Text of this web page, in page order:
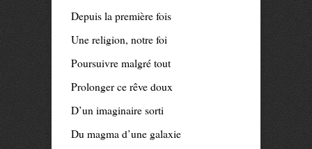
Depuis la première fois
Une religion, notre foi
Poursuivre malgré tout
Prolonger ce rêve doux
D’un imaginaire sorti
Du magma d’une galaxie